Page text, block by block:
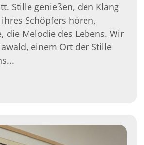
Stille genießen, den Klang
Schöpfers hören,
die Melodie des Lebens. Wir
einem Ort der Stille